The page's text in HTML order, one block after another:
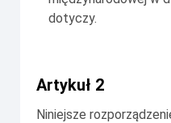
dotyczy.
Artykuł 2
Niniejsze